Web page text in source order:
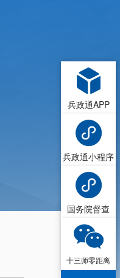
兵政通APP
兵政通小程序
国务院督查
十三师零距离